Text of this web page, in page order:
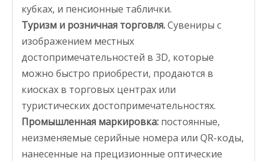
кубках, и пенсионные таблички.
Туризм и розничная торговля.Сувениры с
изображением местных
достопримечательностей в 3D, которые
можно быстро приобрести, продаются в
киосках в торговых центрах или
туристических достопримечательностях.
Промышленная маркировка: постоянные,
неизменяемые серийные номера или QR-коды,
нанесенные на прецизионные оптические